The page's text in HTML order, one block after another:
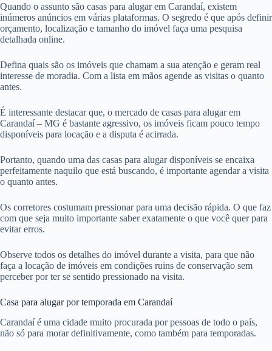
Quando o assunto são casas para alugar em Carandaí, existem
inúmeros anúncios em várias plataformas. O segredo é que após definir
orçamento, localização e tamanho do imóvel faça uma pesquisa
detalhada online.
Defina quais são os imóveis que chamam a sua atenção e geram real
interesse de moradia. Com a lista em mãos agende as visitas o quanto
antes.
É interessante destacar que, o mercado de casas para alugar em
Carandaí – MG é bastante agressivo, os imóveis ficam pouco tempo
disponíveis para locação e a disputa é acirrada.
Portanto, quando uma das casas para alugar disponíveis se encaixa
perfeitamente naquilo que está buscando, é importante agendar a visita
o quanto antes.
Os corretores costumam pressionar para uma decisão rápida. O que faz
com que seja muito importante saber exatamente o que você quer para
evitar erros.
Observe todos os detalhes do imóvel durante a visita, para que não
faça a locação de imóveis em condições ruins de conservação sem
perceber por ter se sentido pressionado na visita.
Casa para alugar por temporada em Carandaí
Carandaí é uma cidade muito procurada por pessoas de todo o país,
não só para morar definitivamente, como também para temporadas.